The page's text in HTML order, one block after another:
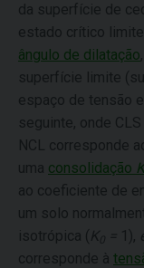
da superfície de
estado crítico
ângulo de dilatação
superfície limite
espaço de tensão
seguinte, onde
NCL corresponde
uma consolidação K
ao coeficiente de
um solo
isotrópica ( K 1),
corresponde à